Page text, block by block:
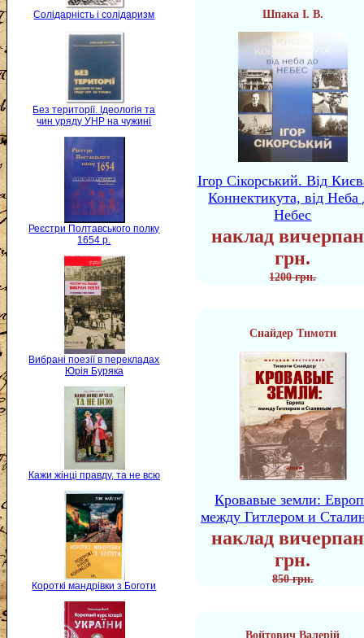
Солідарність і солідаризм
Без території. Ідеологія та
чин уряду УНР на чужині
Реєстри Полтавського полку
1654 р.
Вибрані поезії в перекладах
Юрія Буряка
Кажи жінці правду, та не всю
Короткі мандрівки з Боготи
Шпака І. В.
Ігор Сікорський. Від
Коннектикута, від Неба
Небес
наклад
грн.
1200 грн.
Снайдер Тимоти
Кровавые земли:
между Гитлером и
наклад
грн.
850 грн.
Войтович Валерій